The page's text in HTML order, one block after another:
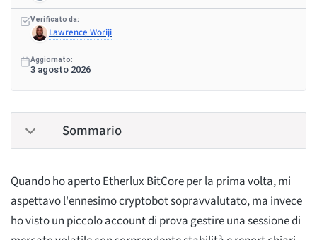
Verificato da:
Lawrence Woriji
Aggiornato:
3 agosto 2026
Sommario
Quando ho aperto Etherlux BitCore per la prima volta, mi
aspettavo l'ennesimo cryptobot sopravvalutato, ma invece
ho visto un piccolo account di prova gestire una sessione di